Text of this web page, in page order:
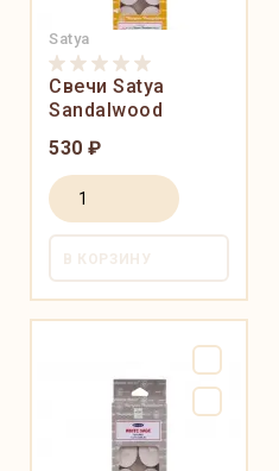
Satya
Свечи Satya
Sandalwood
530 ₽
В КОРЗИНУ